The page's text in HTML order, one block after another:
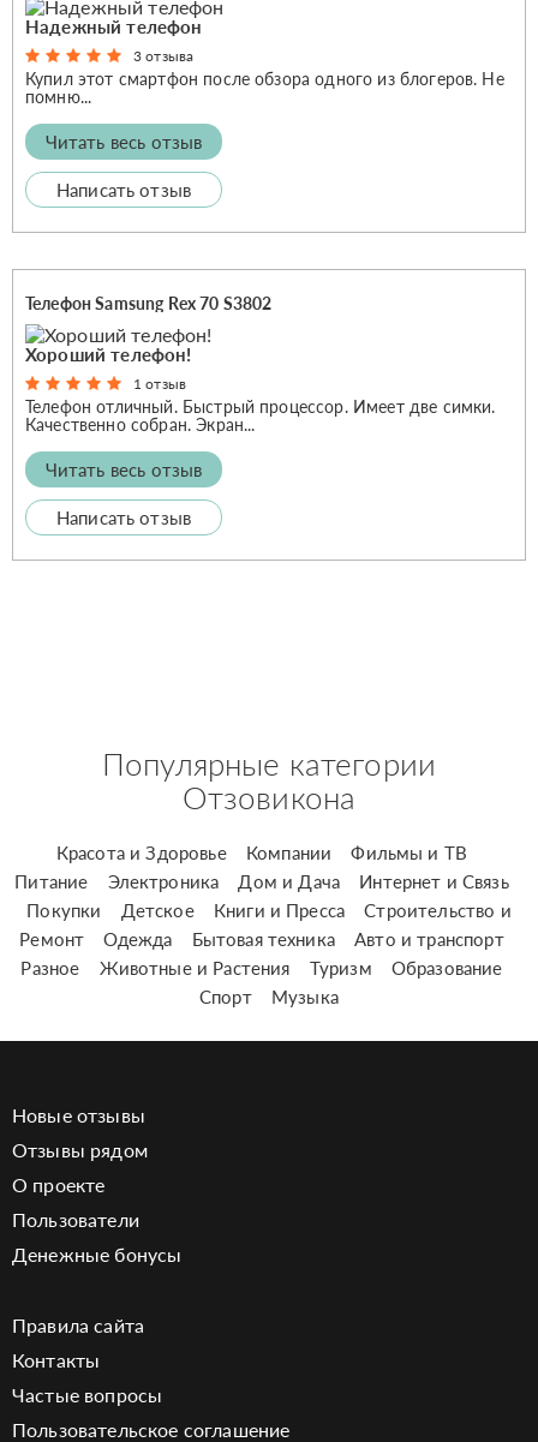
Надежный телефон
3 отзыва
Купил этот смартфон после обзора одного из блогеров. Не
помню...
Читать весь отзыв
Написать отзыв
Телефон Samsung Rex 70 S3802
Хороший телефон!
1 отзыв
Телефон отличный. Быстрый процессор. Имеет две симки.
Качественно собран. Экран...
Читать весь отзыв
Написать отзыв
Популярные категории
Отзовикона
Красота и Здоровье Компании
Фильмы и ТВ
Питание
Электроника Дом и Дача
Интернет и Связь
Покупки
Детское Книги и Пресса
Строительство и
Ремонт
Одежда Бытовая техника
Авто и транспорт
Разное
Животные и Растения Туризм
Образование
Спорт
Музыка
Новые отзывы
Отзывы рядом
О проекте
Пользователи
Денежные бонусы
Правила сайта
Контакты
Частые вопросы
Пользовательское соглашение